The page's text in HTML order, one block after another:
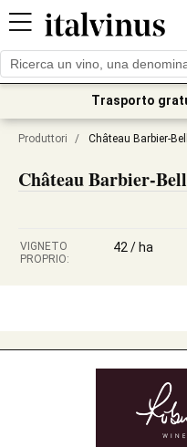
Trasporto
Produttori / Château Barbier-
Château Barbier-
VIGNETO
PROPRIO:
42 / ha